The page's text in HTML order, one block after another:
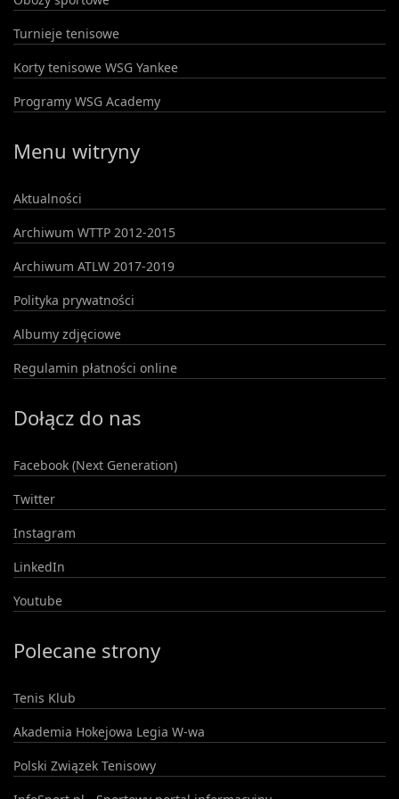
Turnieje tenisowe
Korty tenisowe WSG Yankee
Programy WSG Academy
Menu witryny
Aktualności
Archiwum WTTP 2012-2015
Archiwum ATLW 2017-2019
Polityka prywatności
Albumy zdjęciowe
Regulamin płatności online
Dołącz do nas
Facebook (Next Generation)
Twitter
Instagram
LinkedIn
Youtube
Polecane strony
Tenis Klub
Akademia Hokejowa Legia W-wa
Polski Związek Tenisowy